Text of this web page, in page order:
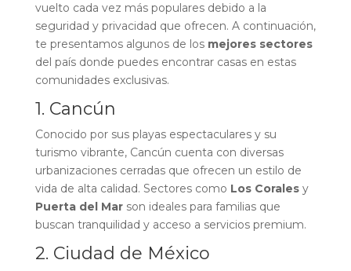
vuelto cada vez más populares debido a la
seguridad y privacidad que ofrecen. A continuación,
te presentamos algunos de los mejores sectores
del país donde puedes encontrar casas en estas
comunidades exclusivas.
1. Cancún
Conocido por sus playas espectaculares y su
turismo vibrante, Cancún cuenta con diversas
urbanizaciones cerradas que ofrecen un estilo de
vida de alta calidad. Sectores como Los Coralesy
Puerta del Marson ideales para familias que
buscan tranquilidad y acceso a servicios premium.
2. Ciudad de México